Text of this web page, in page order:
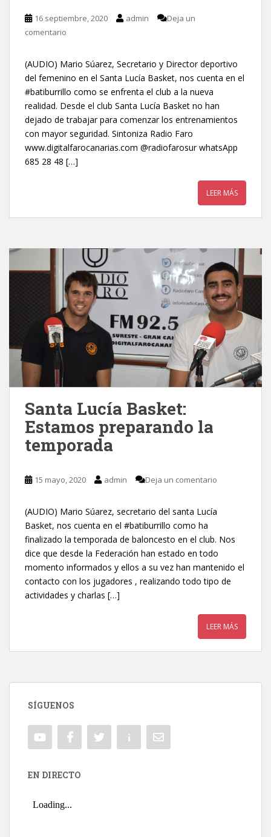
16 septiembre, 2020 admin
Deja un
comentario
(AUDIO) Mario Súarez, Secretario y Director deportivo
del femenino en el Santa Lucía Basket, nos cuenta en el
#batiburrillo como se enfrenta el club a la nueva
realidad. Desde el club Santa Lucía Basket no han
dejado de trabajar para comenzar los entrenamientos
con mayor seguridad. Sintoniza Radio Faro
www.digitalfarocanarias.com @radiofarosur whatsApp
685 28 48 […]
LEER MÁS
Santa Lucía Basket:
Estamos preparando la
temporada
15 mayo, 2020 admin Deja un comentario
(AUDIO) Mario Súarez, secretario del santa Lucía
Basket, nos cuenta en el #batiburrillo como ha
finalizado la temporada de baloncesto en el club. Nos
dice que desde la Federación han estado en todo
momento informados y ellos a su vez han mantenido el
contacto con los jugadores , realizando todo tipo de
actividades y charlas […]
LEER MÁS
SÍGUENOS
EN DIRECTO